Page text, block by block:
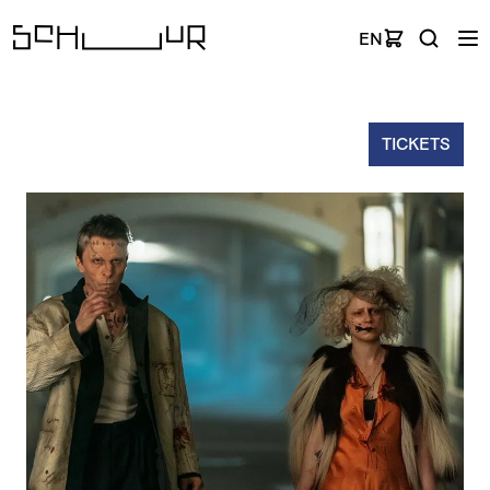
EN
TICKETS